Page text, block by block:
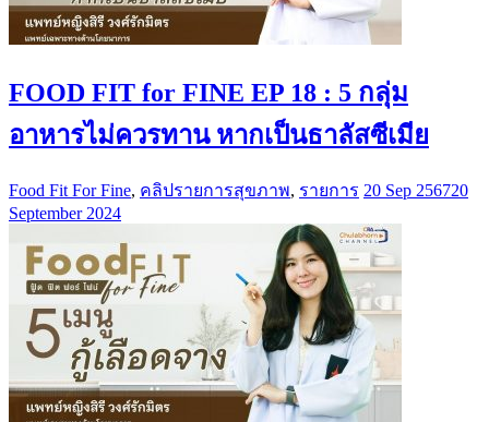
FOOD FIT for FINE EP 18 : 5 กลุ่ม
อาหารไม่ควรทาน หากเป็นธาลัสซีเมีย
Food Fit For Fine, คลิปรายการสุขภาพ, รายการ 20 Sep 256720
September 2024